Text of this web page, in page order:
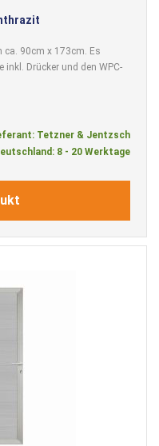
ca. 90cm x 173cm. Es
Drücker und den WPC-
Tetzner & Jentzsch
8 - 20 Werktage